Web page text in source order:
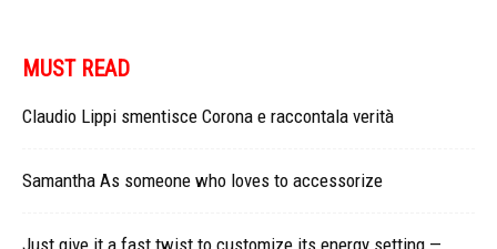
MUST READ
Claudio Lippi smentisce Corona e raccontala verità
Samantha As someone who loves to accessorize